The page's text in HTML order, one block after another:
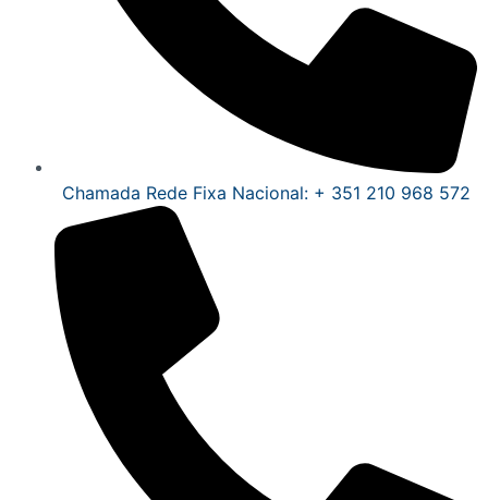
Chamada Rede Fixa Nacional: + 351 210 968 572